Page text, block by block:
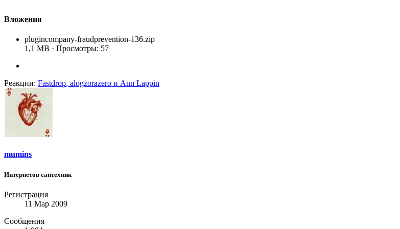
Вложения
plugincompany-fraudprevention-136.zip
1,1 MB · Просмотры: 57
Реакции: Fastdrop, alogzorazero и Ann Lappin
mumins
Интернетов сантехник
Регистрация
11 Мар 2009
Сообщения